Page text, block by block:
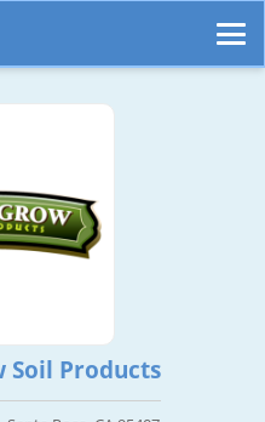
Soil Products